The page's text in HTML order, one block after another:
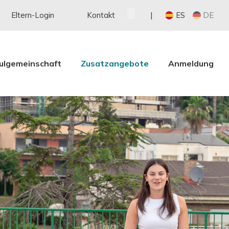
Eltern-Login Kontakt ES DE
Zusatzangebote Anmeldung